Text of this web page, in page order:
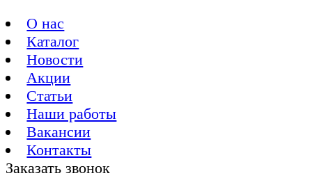
О нас
Каталог
Новости
Акции
Статьи
Наши работы
Вакансии
Контакты
Заказать звонок